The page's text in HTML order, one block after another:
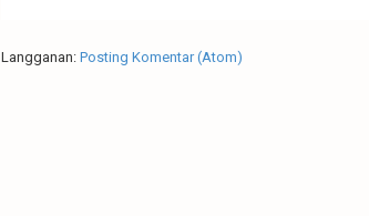
Langganan: Posting Komentar (Atom)